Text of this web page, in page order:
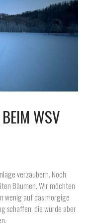
WSV
verzaubern. Noch
Bäumen. Wir möchten
wenig auf das morgige
schaffen, die würde aber